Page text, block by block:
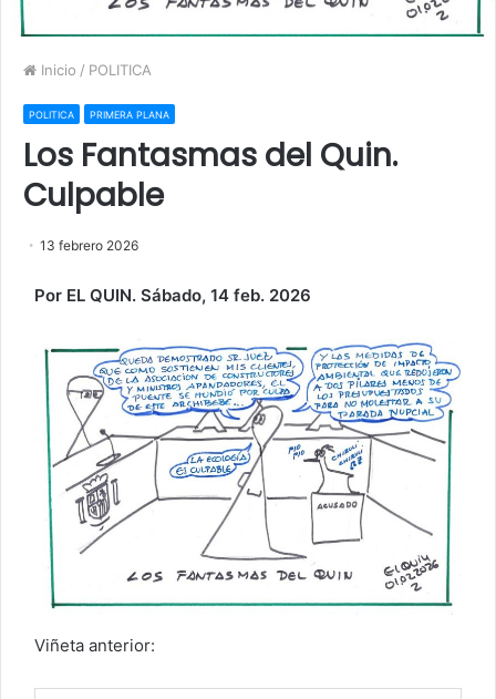
Inicio / POLITICA
POLITICA PRIMERA PLANA
Los Fantasmas del Quin.
Culpable
13 febrero 2026
Por EL QUIN. Sábado, 14 feb. 2026
Viñeta anterior: